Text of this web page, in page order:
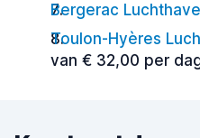
Bergerac
Toulon-Hyères
van € 32,00 per